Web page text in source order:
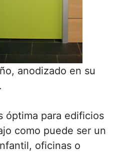
anodizado en su
óptima para edificios
como puede ser un
oficinas o